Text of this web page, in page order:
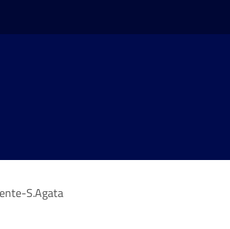
S.Agata